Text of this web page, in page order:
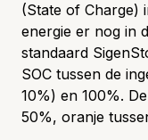
(State of Charge)
energie er nog in
standaard
SOC tussen de
10%) en 100%.
50%, oranje